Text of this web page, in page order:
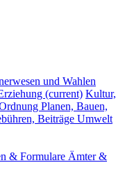
und Wahlen
(current) Kultur,
Planen, Bauen,
Beiträge Umwelt
& Formulare Ämter &